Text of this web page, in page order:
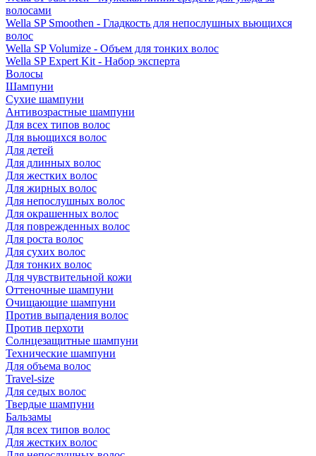
волосами
Wella SP Smoothen - Гладкость для непослушных вьющихся
волос
Wella SP Volumize - Объем для тонких волос
Wella SP Expert Kit - Набор эксперта
Волосы
Шампуни
Сухие шампуни
Антивозрастные шампуни
Для всех типов волос
Для вьющихся волос
Для детей
Для длинных волос
Для жестких волос
Для жирных волос
Для непослушных волос
Для окрашенных волос
Для поврежденных волос
Для роста волос
Для сухих волос
Для тонких волос
Для чувствительной кожи
Оттеночные шампуни
Очищающие шампуни
Против выпадения волос
Против перхоти
Солнцезащитные шампуни
Технические шампуни
Для объема волос
Travel-size
Для седых волос
Твердые шампуни
Бальзамы
Для всех типов волос
Для жестких волос